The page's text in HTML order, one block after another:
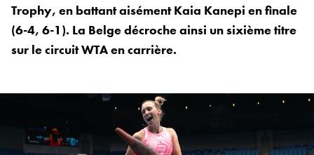
Trophy, en battant aisément Kaia Kanepi en finale
(6-4, 6-1). La Belge décroche ainsi un sixième titre
sur le circuit WTA en carrière.